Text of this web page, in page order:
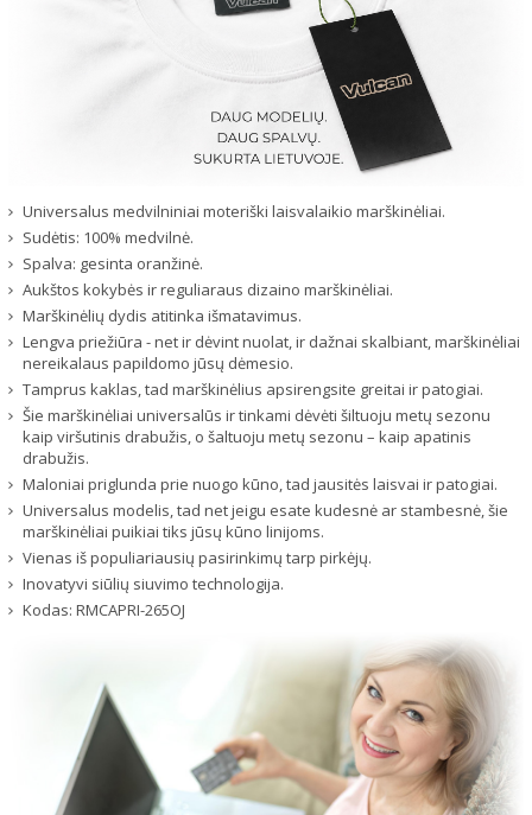
Universalus medvilniniai moteriški laisvalaikio marškinėliai.
Sudėtis: 100% medvilnė.
Spalva: gesinta oranžinė.
Aukštos kokybės ir reguliaraus dizaino marškinėliai.
Marškinėlių dydis atitinka išmatavimus.
Lengva priežiūra - net ir dėvint nuolat, ir dažnai skalbiant, marškinėliai
nereikalaus papildomo jūsų dėmesio.
Tamprus kaklas, tad marškinėlius apsirengsite greitai ir patogiai.
Šie marškinėliai universalūs ir tinkami dėvėti šiltuoju metų sezonu
kaip viršutinis drabužis, o šaltuoju metų sezonu – kaip apatinis
drabužis.
Maloniai priglunda prie nuogo kūno, tad jausitės laisvai ir patogiai.
Universalus modelis, tad net jeigu esate kudesnė ar stambesnė, šie
marškinėliai puikiai tiks jūsų kūno linijoms.
Vienas iš populiariausių pasirinkimų tarp pirkėjų.
Inovatyvi siūlių siuvimo technologija.
Kodas: RMCAPRI-265OJ